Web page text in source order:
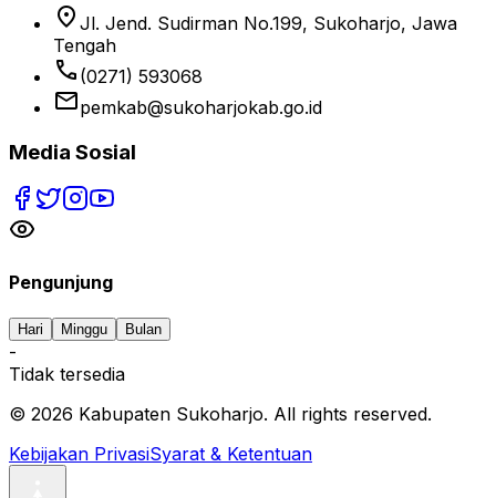
location_on Jl. Jend. Sudirman No.199, Sukoharjo, Jawa
Tengah
phone (0271) 593068
emailpemkab@sukoharjokab.go.id
Media Sosial
Pengunjung
Hari Minggu Bulan
-
Tidak tersedia
© 2026 Kabupaten Sukoharjo. All rights reserved.
Kebijakan PrivasiSyarat & Ketentuan